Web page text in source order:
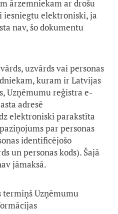
ārzemniekam ar drošu
iesniegtu elektroniski, ja
nav, šo dokumentu
uzvārds vai personas
kuram ir Latvijas
Uzņēmumu reģistra e-
adresē
elektroniski parakstīta
par personas
identificējošo
un personas kods). Šajā
jāmaksā.
termiņš Uzņēmumu